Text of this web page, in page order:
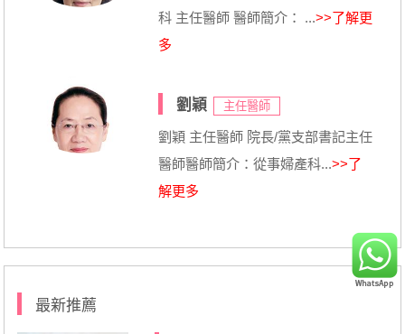
科 主任醫師 醫師簡介： ...>>了解更
多
劉穎 主任醫師
劉穎 主任醫師 院長/黨支部書記主任
醫師醫師簡介：從事婦產科...>>了
解更多
最新推薦